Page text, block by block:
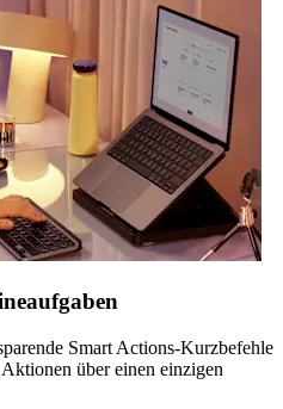
Smart Actions-Kurzbefehle
über einen einzigen